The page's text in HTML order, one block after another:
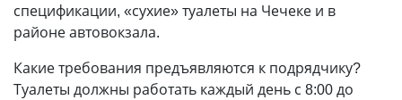
спецификации, «сухие» туалеты на Чечеке и в
районе автовокзала.
Какие требования предъявляются к подрядчику?
Туалеты должны работать каждый день с 8:00 до